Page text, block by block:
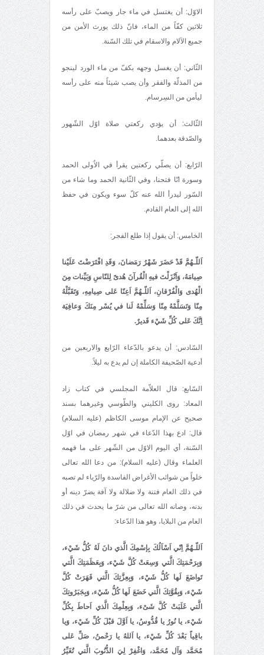
الاوّل: أن يغتسل في ماء جار ويصبّ على رأسه
ثلاثين كفّاً من الماء، فانّ ذلك يورث الأمن من
جميع الآلام والاسقام في تلك السّنة.
الثّاني: أن يغسل وجهه بكفّ من ماء الورد لينجو
من المذلّة والفقر وأن يصب شيئاً منه على رأسه
ليأمن من السِرسام.
الثّالث: أن يؤدي ركعتي صلاة اوّل الشّهور
والصّدقة بعدهما.
الرّابع: أن يصلّي ركعتين يقرأ في الاُولى الحمد
وسورة انّا فتحنا، وفي الثّانية الحمد وما شاء من
السّور ليدرأ الله عنه كلّ سوء ويكون في حفظ
الله إلى العام القادم.
الخامس: أن يقول إذا طلع الفجر:
اَللّـهُمَّ قَدْ حَضَرَ شَهْرُ رَمَضانَ، وَقَدِ افْتَرَضْتَ عَلَيْنا
صِيامَهُ، وَاَنْزَلْتَ فيهِ الْقُرآنَ هُدىً لِلنّاسِ وَبَيِّنات مِنَ
الْهُدى وَالْفُرْقانِ، اَللّـهُمَّ اَعِنّا عَلى صِيامِهِ، وَتَقَبَّلْهُ
مِنّا وَتَسَلَّمْهُ مِنّا وَسَلِّمْهُ لَنا في يُسْر مِنَكَ وَعافِيَة
اِنَّكَ عَلى كُلِّ شَيْء قَديرٌ.
السّادس: أن يدعو بالدّعاء الرّابع والاربعين من
أدعية الصّحيفة الكاملة إن لم يدع به ليلاً.
السّابع: قال العلاّمة المجلسي في كتاب زاد
المعاد: روى الكليني والطّوسي وغيرهما بسند
صحيح عن الإمام موسى الكاظم (عليه السلام)
قال: ادع بهذا الدّعاء في شهر رمضان في اوّل
السّنة، أي اليوم الاوّل من الشّهر على ما فهمه
العلماء وقال (عليه السلام): من دعا الله تعالى
خلواً من شوائب الأغراض الفاسدة والرّياء لم تصبه
في ذلك العام فتنة ولا ضلالة ولا آفة يضرّ دينه أو
بدنه، وصانه الله تعالى من شرّ ما يحدث في ذلك
العام من البلايا، وهو هذا الدّعاء:
اَللّـهُمَّ اِنّي اَسْاَلُكَ بِإسْمِكَ الَّذي دانَ لَهُ كُلُّ شَيْء،
وَبِرَحْمَتِكَ الَّتي وَسِعَتْ كُلَّ شَيْء، وَبِعَظَمَتِكَ الَّتي
تَواضَعَ لَها كُلُّ شَيْء، وَبِعِزَّتِكَ الَّتي قَهَرَتْ كُلَّ
شَيْء، وَبِقُوَّتِكَ الَّتي خَضَعَ لَها كُلُّ شَيْء، وَبِجَبَرُوتِكَ
الَّتي غَلَبَتْ كُلَّ شَىْء، وَبِعِلْمِكَ الَّذي اَحاطَ بِكُلِّ
شَيْء، يا نُورُ يا قُدُّوسُ، يا اَوَّلَ قبْلَ كُلِّ شَيْء، وَيا
باقِياً بَعْدَ كُلِّ شَيْء، يا اَللهُ يا رَحْمنُ، صَلِّ عَلى
مُحَمَّد وَآلِ مُحَمَّد، وَاغْفِرْ لِيَ الذُّنُوبَ الَّتي تُغَيِّرُ